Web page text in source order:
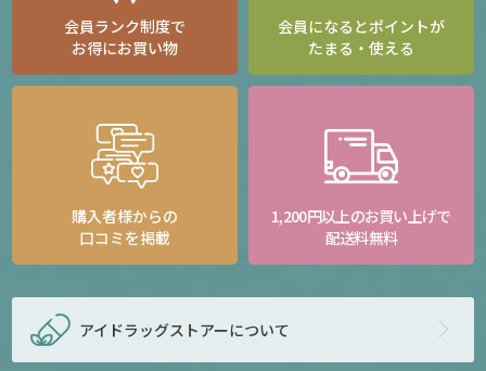
会員ランク制度で
お得にお買い物
会員になるとポイントが
たまる・使える
購入者様からの
口コミを掲載
1,200円以上のお買い上げで
配送料無料
アイドラッグストアーについて